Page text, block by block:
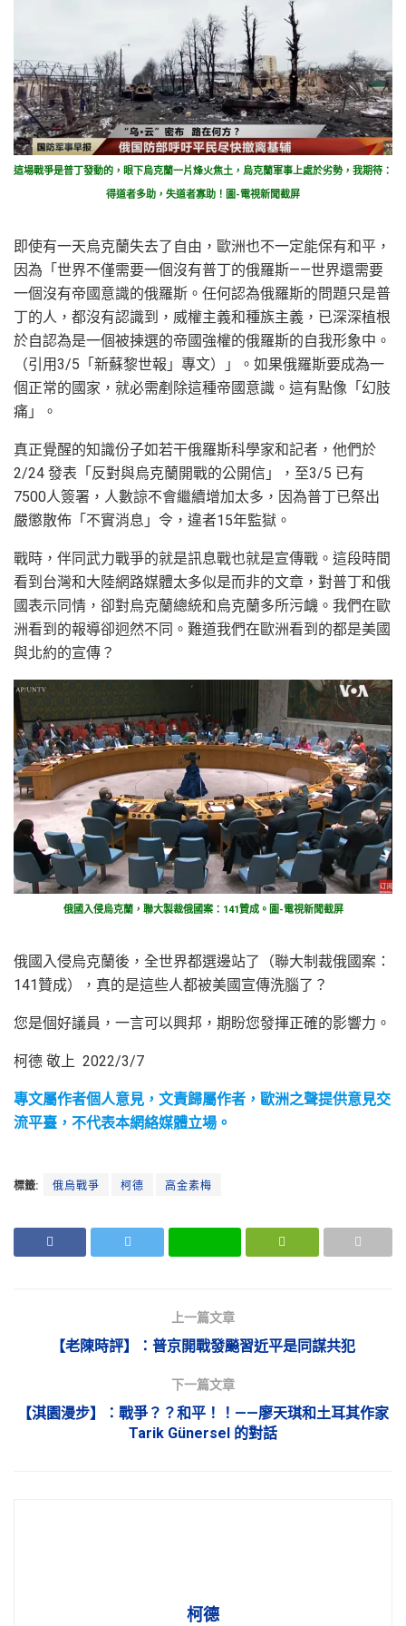
這場戰爭是普丁發動的，眼下烏克蘭一片烽火焦土，烏克蘭軍事上處於劣勢，我期待：
得道者多助，失道者寡助！圖-電視新聞截屏
即使有一天烏克蘭失去了自由，歐洲也不一定能保有和平，
因為「世界不僅需要一個沒有普丁的俄羅斯——世界還需要
一個沒有帝國意識的俄羅斯。任何認為俄羅斯的問題只是普
丁的人，都沒有認識到，威權主義和種族主義，已深深植根
於自認為是一個被揀選的帝國強權的俄羅斯的自我形象中。
（引用3/5「新蘇黎世報」專文）」。如果俄羅斯要成為一
個正常的國家，就必需剷除這種帝國意識。這有點像「幻肢
痛」。
真正覺醒的知識份子如若干俄羅斯科學家和記者，他們於
2/24 發表「反對與烏克蘭開戰的公開信」，至3/5 已有
7500人簽署，人數諒不會繼續增加太多，因為普丁已祭出
嚴懲散佈「不實消息」令，違者15年監獄。
戰時，伴同武力戰爭的就是訊息戰也就是宣傳戰。這段時間
看到台灣和大陸網路媒體太多似是而非的文章，對普丁和俄
國表示同情，卻對烏克蘭總統和烏克蘭多所污衊。我們在歐
洲看到的報導卻迥然不同。難道我們在歐洲看到的都是美國
與北約的宣傳？
俄國入侵烏克蘭，聯大製裁俄國案：141贊成。圖-電視新聞截屏
俄國入侵烏克蘭後，全世界都選邊站了（聯大制裁俄國案：
141贊成），真的是這些人都被美國宣傳洗腦了？
您是個好議員，一言可以興邦，期盼您發揮正確的影響力。
柯德 敬上 2022/3/7
專文屬作者個人意見，文責歸屬作者，歐洲之聲提供意見交
流平臺，不代表本網絡媒體立場。
標籤: 俄烏戰爭 柯德 高金素梅
上一篇文章
【老陳時評】：普京開戰發飈習近平是同謀共犯
下一篇文章
【淇園漫步】：戰爭？？和平！！——廖天琪和土耳其作家
Tarik Günersel 的對話
柯德